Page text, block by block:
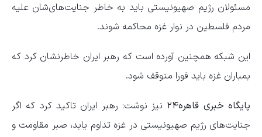
مسئولان رژیم صهیونیستی باید به خاطر جنایت‌های‌شان علیه
مردم فلسطین در نوار غزه محاکمه شوند.
این شبکه همچنین آورده است که رهبر ایران خاطرنشان کرد که
بمباران غزه باید فورا متوقف شود.
پایگاه خبری قاهره۲۴
نیز نوشت: رهبر ایران تاکید کرد که اگر
جنایت‌های رژیم صهیونیستی در غزه تداوم یابد، صبر مقاومت و